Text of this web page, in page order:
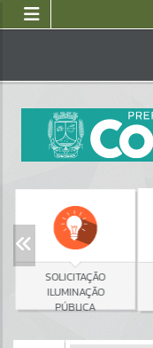
SOLICITAÇÃO
ILUMINAÇÃO
PÚBLICA